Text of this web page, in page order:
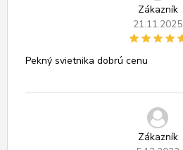
Zákazník
21.11.2025
Pekný svietnika dobrú cenu
Zákazník